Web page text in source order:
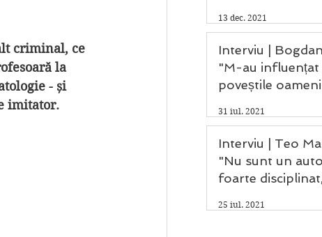
criminal, ce
la
- și
imitator.
13 dec. 2021
Interviu |
"M-au influențat
poveștile
mea."
31 iul. 2021
Interviu | Teo
"Nu sunt un
foarte
care scriu."
25 iul. 2021